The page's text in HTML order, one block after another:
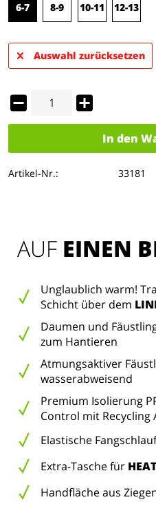
6-7 8-9 10-11 12-13
Auswahl zurücksetzen
In den
Artikel-Nr.: 33181
AUF EINEN
Unglaublich warm!
Schicht über dem
Daumen und
zum Hantieren
Atmungsaktiver
wasserabweisend
Premium Isolierung
Control mit Recycling
Elastische
Extra-Tasche für
Handfläche aus